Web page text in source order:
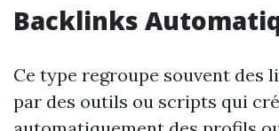
Backlinks
Ce type regroupe souvent des
par des outils ou scripts qui